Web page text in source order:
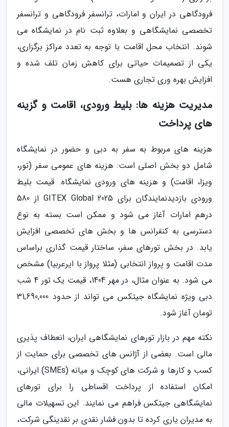
فرودگاهی در ایران و امارات، ترانسفر فرودگاهی و ترانسفر
تخصصی نمایشگاهی و بعلاوه ثبت نام در نمایشگاه می
شوند. انتخاب محل اقامت با توجه به تعدد مراکز برگزاری،
یکی از تصمیمات حیاتی برای کاهش زمان تلف شده و
افزایش بهره وری تجاری هست.
مدیریت هزینه ها: بلیط ورودی، اقامت و گزینه
های پرداخت
هزینه های مربوط به سفر به دبی و حضور در نمایشگاه
شامل دو بخش اصلی است: هزینه های عمومی سفر (تور،
ویزا، اقامت) و هزینه های ورودی نمایشگاه. قیمت بلیط
ورودی بازدیدنمایندگان برای GITEX Global 2025 از 580
درهم امارات آغاز می شود و ممکن است بسته به نوع
دسترسی به کنفرانس ها و بخش های تخصصی افزایش
یابد. در بخش تورهای سفر، ساختار قیمت گذاری براساس
مدت اقامت و پرواز انتخابی (مثلا پرواز با ایرعربیا) مشخص
می شود. به عنوان مثال، در مهر 1404، قیمت یک تور 4 شب
دبی ویژه نمایشگاه جیتکس می تواند از حدود 31,690,000
تومان آغاز شود.
نکته مهم در بازار تورهای نمایشگاهی ایران، انعطاف پذیری
مالی است. بعضی از آژانس های تخصصی برای حمایت از
کسب و کارها و شرکت های کوچک و میانه (SMEs) ایرانی،
امکان استفاده از پرداخت اقساطی را برای تورهای
نمایشگاهی جیتکس فراهم می نمایند. این تسهیلات مالی
به مدیران یاری کرده تا بدون فشار نقدی بر نقدینگی شرکت،